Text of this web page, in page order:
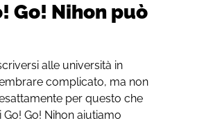
Go! Nihon può
alle università in
complicato, ma non
per questo che
Go! Nihon aiutiamo